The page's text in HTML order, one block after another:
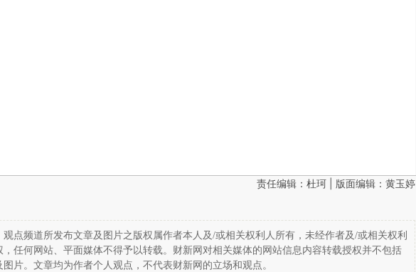
责任编辑：杜珂 | 版面编辑：黄玉婷
观点频道所发布文章及图片之版权属作者本人及/或相关权利人所有，未经作者及/或相关权利
，任何网站、平面媒体不得予以转载。财新网对相关媒体的网站信息内容转载授权并不包括
图片。文章均为作者个人观点，不代表财新网的立场和观点。